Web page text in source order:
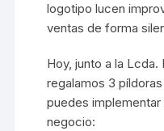
logotipo lucen
ventas de forma
Hoy, junto a la
regalamos 3
puedes
negocio: